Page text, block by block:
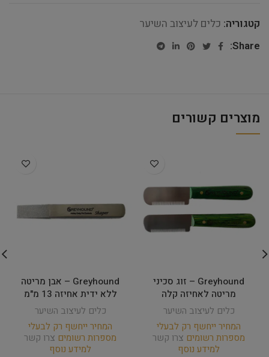
קטגוריה: כלים לעיצוב השיער
Share:
מוצרים קשורים
Greyhound – זוג סכיני
מריטה לאחיזה קלה
כלים לעיצוב השיער
המחיר ייחשף רק לבעלי
מספרות רשומים צרו קשר
למידע נוסף
Greyhound – אבן מריטה
ללא ידית אחיזה 13 מ"מ
כלים לעיצוב השיער
המחיר ייחשף רק לבעלי
מספרות רשומים צרו קשר
למידע נוסף